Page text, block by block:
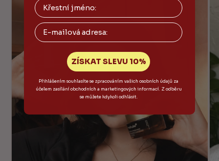
Email
ZÍSKAT SLEVU 10%
Přihlášením souhlasíte se zpracováním vašich osobních údajů za
účelem zasílání obchodních a marketingových informací. Z odběru
se můžete kdykoli odhlásit.